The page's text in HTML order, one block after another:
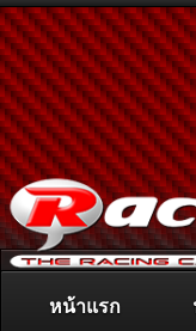
ติดต่อลงโฆษณา
หน้าแรก